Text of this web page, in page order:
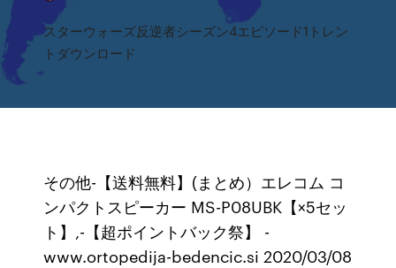
スターウォーズ反逆者シーズン4エピソード1トレン
トダウンロード
その他-【送料無料】(まとめ）エレコム コ
ンパクトスピーカー MS-P08UBK【×5セッ
ト】,-【超ポイントバック祭】 -
www.ortopedija-bedencic.si 2020/03/08